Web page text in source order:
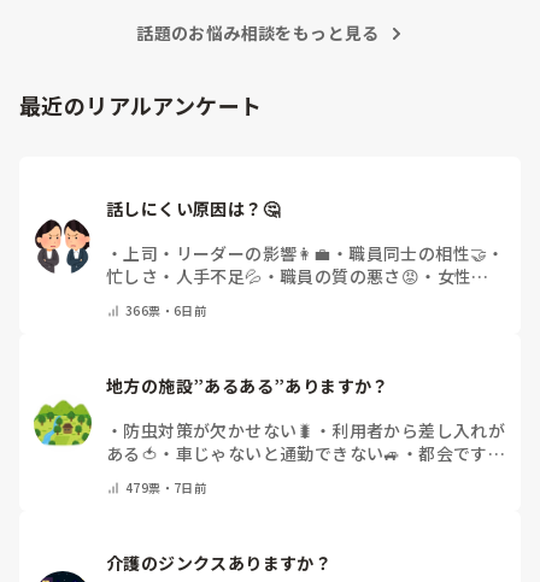
般企業に比べてかなり少なめのところも多いですよね。夜勤専
私は異業種から介護職となり、3年未満で仕事で怪我をした
為、現在は他職種メインで介護は全て単発バイトをやっていま
あります。
介護職でケアマネや社会福祉士を目指すなら30歳目安でも良い
のかなと思いますが、一般職員なら子育てが一段落した50代半
ばまででも、仕事内容やその時の生活に合った働き方も選べる
でしょうし、まだ大丈夫なのかなと思いますよ。
大変な人が数人います。
また、老人人口があと30年程すると下回るので、倒産などの施
設も出てくるでしょうかね？
せっかく介護以外の素晴らしい能力もおありなのでもったいな
いかなとも思いますし、男女関係なく、結婚、出産、子育てな
20代から30代なんて、人生で一番大切な時期ですし…
話題のお悩み相談をもっと見る
最近のリアルアンケート
話しにくい原因は？🤔
・上司・リーダーの影響👩‍💼 ・職員同士の相性🤝 ・
忙しさ・人手不足💦 ・ 職員の質の悪さ😡 ・ 女性職
員の割合の多さ👩👧
💭 ・その他(コメントで教えてください)
366票・ 6日前
地方の施設”あるある”ありますか？
・ 防虫対策が欠かせない🐛 ・ 利用者から差し入れが
ある🍅 ・ 車じゃないと通勤できない🚙 ・都会です・
その他（コメントで教えてください）
479票・ 7日前
介護のジンクスありますか？